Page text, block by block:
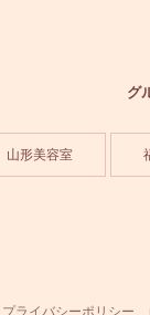
グ
山形美容室
プライバシーポリシー